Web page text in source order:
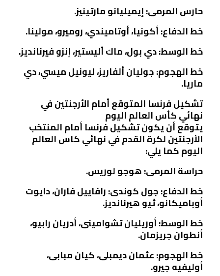
حارس المرمى: إيميليانو مارتينيز.
خط الدفاع: أكونيا، أوتاميندي، روميرو، مولينا.
خط الوسط: دي بول، ماك أليستير، إنزو فيرنانديز.
خط الهجوم: جوليان ألفاريز، ليونيل ميسي، دي
ماريا.
تشكيل فرنسا المتوقع أمام الأرجنتين في
نهائي كأس العالم اليوم
يتوقع أن يكون تشكيل فرنسا أمام المنتخب
الأرجنتين لكرة القدم في نهائي كاس العالم
اليوم كما يلي:
حراسة المرمى: هوجو لوريس.
خط الدفاع: جول كوندى: رافاييل فاران، دايوت
أوباميكانو، ثيو هيرنانديز.
خط الوسط: أوريليان تشوامينى، أدريان رابيو،
أنطوان جريزمان.
خط الهجوم: عثمان ديمبلى، كيان مبابى،
أوليفيه جيرو.